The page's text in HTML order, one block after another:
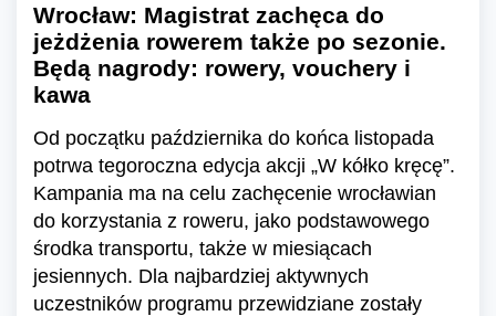
Wrocław: Magistrat zachęca do
jeżdżenia rowerem także po sezonie.
Będą nagrody: rowery, vouchery i
kawa
Od początku października do końca listopada
potrwa tegoroczna edycja akcji „W kółko kręcę”.
Kampania ma na celu zachęcenie wrocławian
do korzystania z roweru, jako podstawowego
środka transportu, także w miesiącach
jesiennych. Dla najbardziej aktywnych
uczestników programu przewidziane zostały